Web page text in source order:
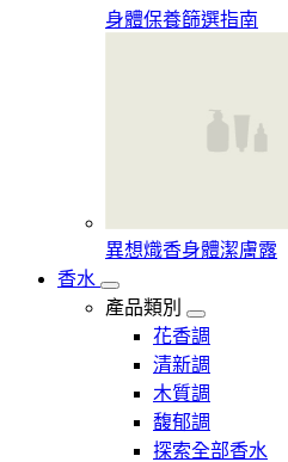
身體保養篩選指南
異想熾香身體潔膚露
香水
產品類別
花香調
清新調
木質調
馥郁調
探索全部香水